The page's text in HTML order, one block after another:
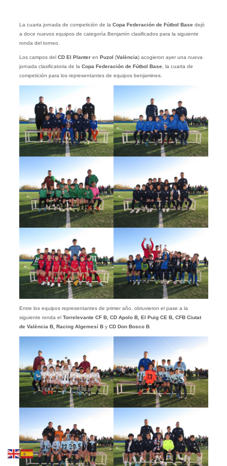
La cuarta jornada de competición de la Copa Federación de Fútbol Base dejó
a doce nuevos equipos de categoría Benjamín clasificados para la siguiente
ronda del torneo.
Los campos del CD El Planteren Puzol (València) acogieron ayer una nueva
jornada clasificatoria de la Copa Federación de Fútbol Base, la cuarta de
competición para los representantes de equipos benjamines.
Entre los equipos representantes de primer año, obtuvieron el pase a la
siguiente ronda el Torrelevante CF B, CD Apolo B, El Puig CE B, CFB Ciutat
de València B, Racing Algemesí By CD Don Bosco B.